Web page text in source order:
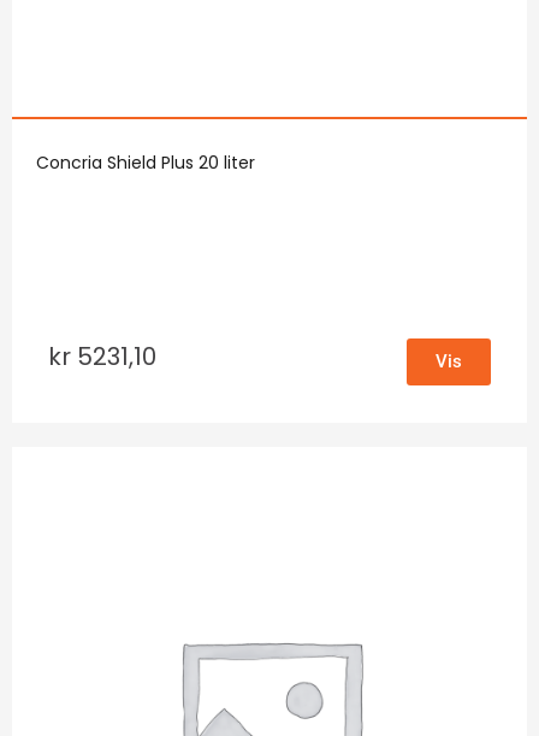
Concria Shield Plus 20 liter
kr 5231,10 Vis